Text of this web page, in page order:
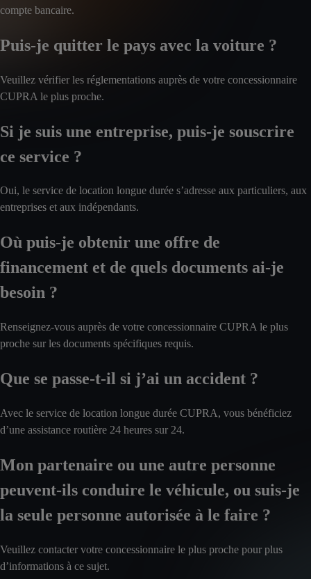
compte bancaire.
Puis-je quitter le pays avec la voiture ?
Veuillez vérifier les réglementations auprès de votre concessionnaire
CUPRA le plus proche.
Si je suis une entreprise, puis-je souscrire
ce service ?
Oui, le service de location longue durée s’adresse aux particuliers, aux
entreprises et aux indépendants.
Où puis-je obtenir une offre de
financement et de quels documents ai-je
besoin ?
Renseignez-vous auprès de votre concessionnaire CUPRA le plus
proche sur les documents spécifiques requis.
Que se passe-t-il si j’ai un accident ?
Avec le service de location longue durée CUPRA, vous bénéficiez
d’une assistance routière 24 heures sur 24.
Mon partenaire ou une autre personne
peuvent-ils conduire le véhicule, ou suis-je
la seule personne autorisée à le faire ?
Veuillez contacter votre concessionnaire le plus proche pour plus
d’informations à ce sujet.